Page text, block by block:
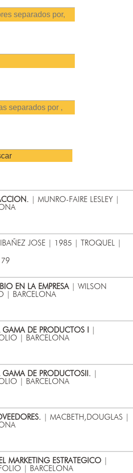
| MUNRO-FAIRE LESLEY |
JOSE | 1985 | TROQUEL |
79
EN LA EMPRESA | WILSON
| BARCELONA
DE PRODUCTOS I
| BARCELONA
DE PRODUCTOSII.
| BARCELONA
| MACBETH,DOUGLAS |
MARKETING ESTRATEGICO
| BARCELONA